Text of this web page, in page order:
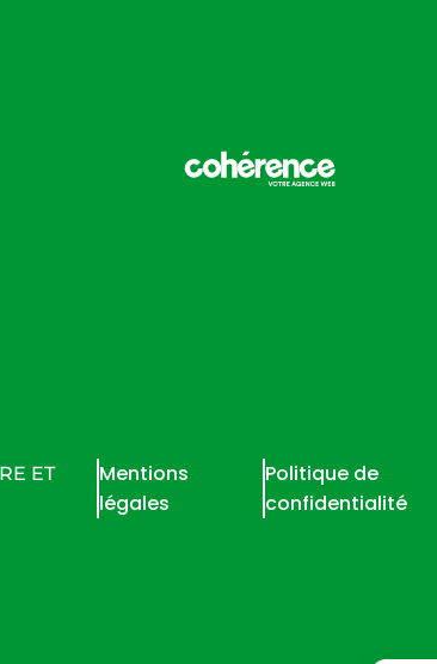
ET
Mentions
légales
Politique de
confidentialité